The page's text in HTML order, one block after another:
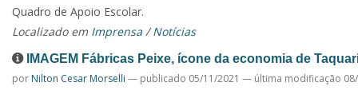
Quadro de Apoio Escolar.
Localizado em Imprensa /Notícias
IMAGEM Fábricas Peixe, ícone da economia de
por Nilton Cesar Morselli — publicado 05/11/2021 — última modificação